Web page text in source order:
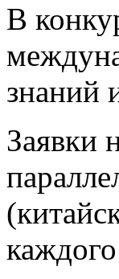
В
знаний
Заявки